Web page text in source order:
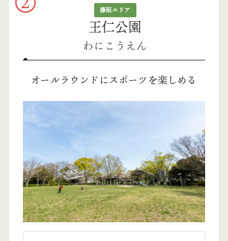
藤阪エリア
王仁公園
わにこうえん
オールラウンドにスポーツを楽しめる